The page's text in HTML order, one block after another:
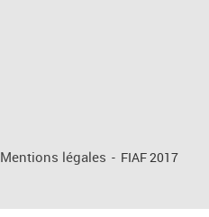
Mentions légales - FIAF 2017